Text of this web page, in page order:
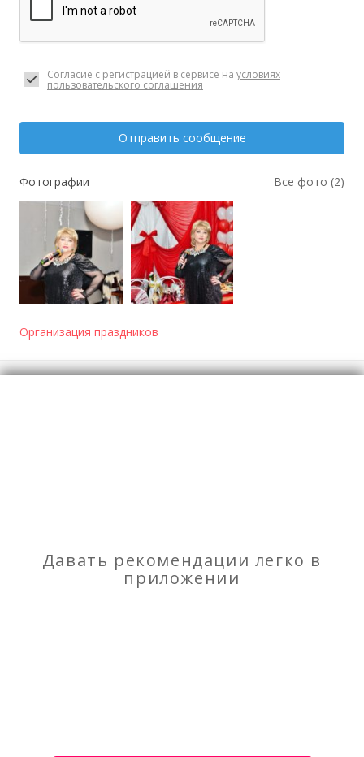
Согласие с регистрацией в сервисе на условиях
пользовательского соглашения
Отправить сообщение
Фотографии Все фото (2)
Организация праздников
Давать рекомендации легко в
приложении